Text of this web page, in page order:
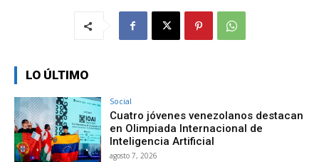
LO ÚLTIMO
Social
Cuatro jóvenes venezolanos destacan
en Olimpiada Internacional de
Inteligencia Artificial
agosto 7, 2026